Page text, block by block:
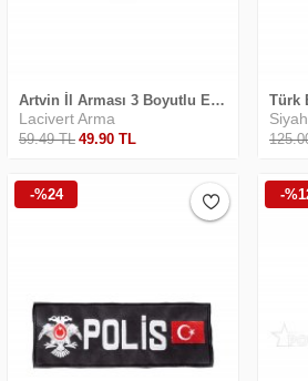
Artvin İl Arması 3 Boyutlu EGM
Lacivert Arma
59.49TL 49.90 TL 125
-%24 -